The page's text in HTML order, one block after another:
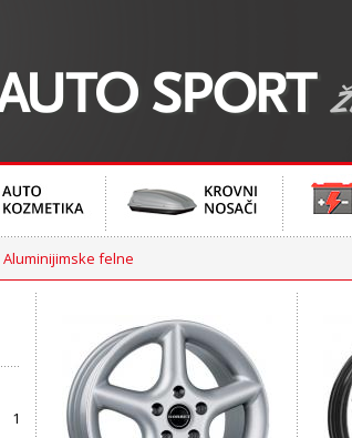
Aluminijimske felne
1